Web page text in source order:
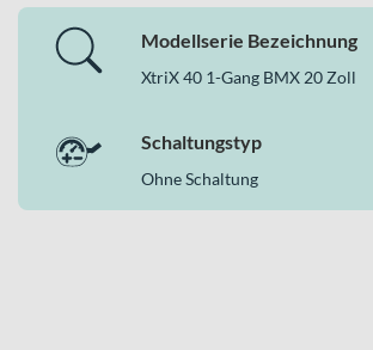
Modellserie Bezeichnung
XtriX 40 1-Gang BMX 20 Zoll
Schaltungstyp
Ohne Schaltung